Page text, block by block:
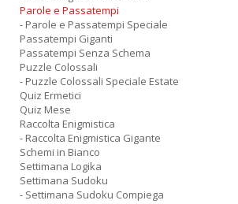
Parole e Passatempi
- Parole e Passatempi Speciale
Passatempi Giganti
Passatempi Senza Schema
Puzzle Colossali
- Puzzle Colossali Speciale Estate
Quiz Ermetici
Quiz Mese
Raccolta Enigmistica
- Raccolta Enigmistica Gigante
Schemi in Bianco
Settimana Logika
Settimana Sudoku
- Settimana Sudoku Compiega